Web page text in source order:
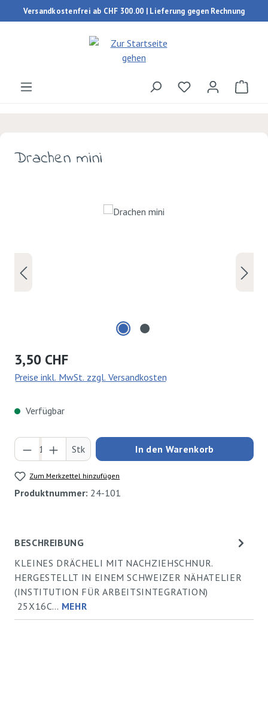
Zum Hauptinhalt springen
Versandkostenfrei ab CHF 300.00 | Lieferung gegen Rechnung
Du hast 0
Drachen mini
Bildergalerie überspringen
Regulärer Preis:
3,50 CHF
Preise inkl. MwSt. zzgl. Versandkosten
Verfügbar
Produkt Anzahl: Gib den gewünschten Wert
Stk In den Warenkorb
Zum Merkzettel hinzufügen
Produktnummer: 24-101
BESCHREIBUNG
KLEINES DRÄCHELI MIT NACHZIEHSCHNUR.
HERGESTELLT IN EINEM SCHWEIZER NÄHATELIER
(INSTITUTION FÜR ARBEITSINTEGRATION)
25X16C… MEHR